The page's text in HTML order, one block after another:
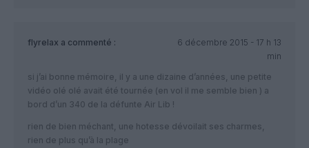
flyrelax a commenté :
6 décembre 2015 - 17 h 13
min
si j’ai bonne mémoire, il y a une dizaine d’années, une petite
vidéo olé olé avait été tournée (en vol il me semble bien ) a
bord d’un 340 de la défunte Air Lib !
rien de bien méchant, une hotesse dévoilait ses charmes,
rien de plus qu’à la plage